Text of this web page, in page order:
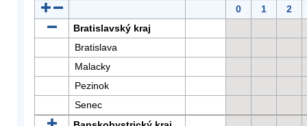
0
1
2
Bratislavský kraj
Bratislava
Malacky
Pezinok
Senec